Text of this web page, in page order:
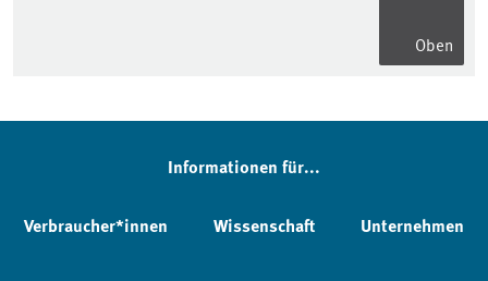
Oben
Informationen für...
Verbraucher*innen Wissenschaft Unternehmen